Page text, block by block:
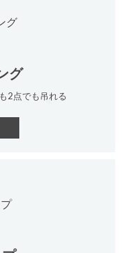
グ
2点でも吊れる